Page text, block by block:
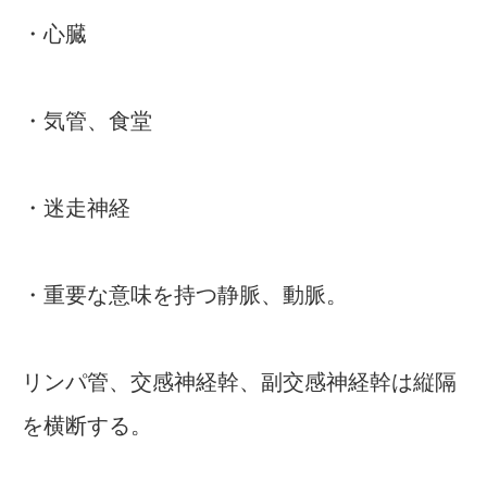
・心臓
・気管、食堂
・迷走神経
・重要な意味を持つ静脈、動脈。
リンパ管、交感神経幹、副交感神経幹は縦隔
を横断する。